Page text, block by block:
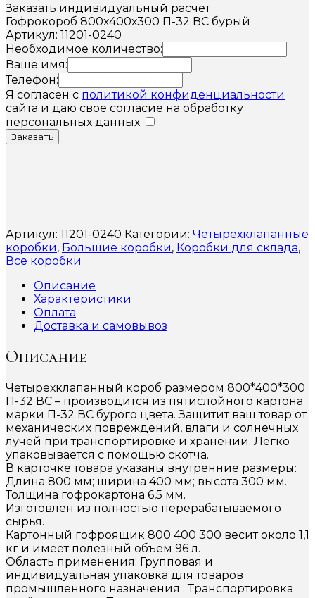
Заказать индивидуальный расчет
Гофрокороб 800х400х300 П-32 ВС бурый
Артикул: 11201-0240
Необходимое количество:
Ваше имя:
Телефон:
Я согласен с политикой конфиденциальности
сайта и даю свое согласие на обработку
персональных данных
Заказать
Артикул: 11201-0240 Категории: Четырехклапанные
коробки, Большие коробки, Коробки для склада,
Все коробки
Описание
Характеристики
Оплата
Доставка и самовывоз
Описание
Четырехклапанный короб размером 800*400*300
П-32 ВС – производится из пятислойного картона
марки П-32 ВС бурого цвета. Защитит ваш товар от
механических повреждений, влаги и солнечных
лучей при транспортировке и хранении. Легко
упаковывается с помощью скотча.
В карточке товара указаны внутренние размеры:
Длина 800 мм; ширина 400 мм; высота 300 мм.
Толщина гофрокартона 6,5 мм.
Изготовлен из полностью перерабатываемого
сырья.
Картонный гофроящик 800 400 300 весит около 1,1
кг и имеет полезный объем 96 л.
Область применения: Групповая и
индивидуальная упаковка для товаров
промышленного назначения ; Транспортировка